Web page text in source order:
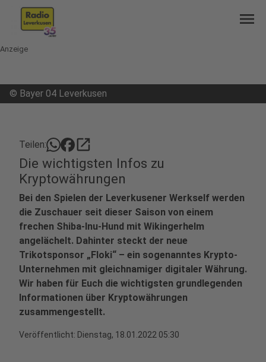
menu
Anzeige
© Bayer 04 Leverkusen
Teilen: open_in_new
Die wichtigsten Infos zu
Kryptowährungen
Bei den Spielen der Leverkusener Werkself werden
die Zuschauer seit dieser Saison von einem
frechen Shiba-Inu-Hund mit Wikingerhelm
angelächelt. Dahinter steckt der neue
Trikotsponsor „Floki“ – ein sogenanntes Krypto-
Unternehmen mit gleichnamiger digitaler Währung.
Wir haben für Euch die wichtigsten grundlegenden
Informationen über Kryptowährungen
zusammengestellt.
Veröffentlicht: Dienstag, 18.01.2022 05:30